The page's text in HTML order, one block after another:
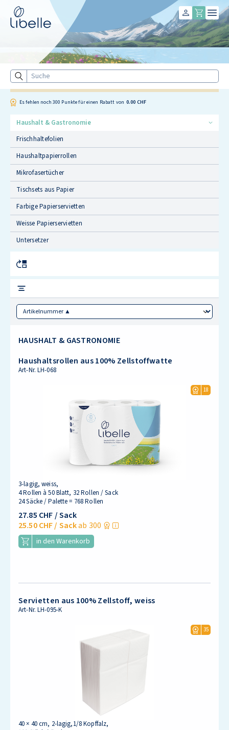
Suche
Es fehlen noch 300 Punkte für einen Rabatt von 0.00 CHF
HAUSHALT & GASTRONOMIE
Haushaltsrollen aus 100% Zellstoffwatte
Art-Nr.LH-068
18
3-lagig, weiss,
4 Rollen à 50 Blatt, 32 Rollen / Sack
24 Säcke / Palette = 768 Rollen
27.85 CHF/ Sack
25.50 CHF/ Sackab 300
in den Warenkorb
Servietten aus 100% Zellstoff, weiss
Art-Nr.LH-095-K
35
40 × 40 cm, 2-lagig,1/8 Kopffalz,
Haushalt & Gastronomie
Frischhaltefolien
Haushaltpapierrollen
Mikrofasertücher
Tischsets aus Papier
Farbige Papierservietten
Weisse Papierservietten
Untersetzer
Sorting